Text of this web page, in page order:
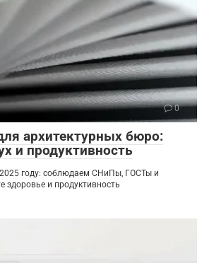
0
архитектурных бюро:
и продуктивность
году: соблюдаем СНиПы, ГОСТы и
здоровье и продуктивность